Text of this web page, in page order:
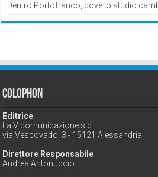
Dentro Portofranco, dove lo studio
Colophon
Editrice
La V comunicazione s.c.
via Vescovado, 3 - 15121 Alessandria
Direttore Responsabile
Andrea Antonuccio